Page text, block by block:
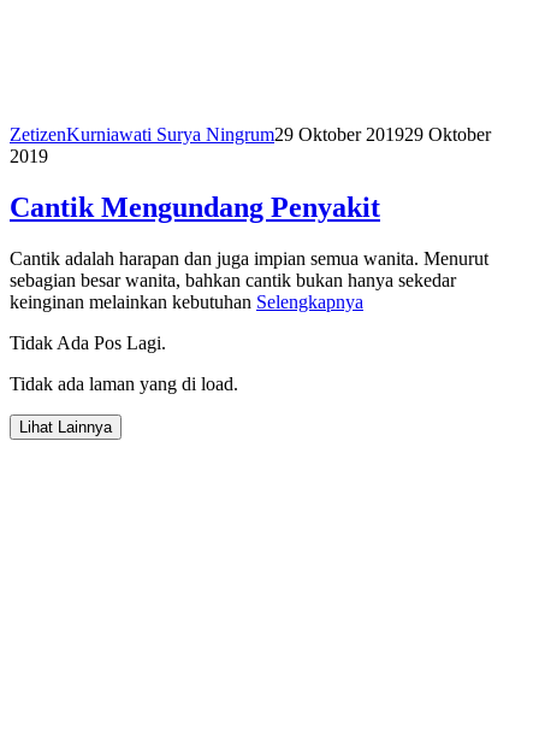
ZetizenKurniawati Surya Ningrum29 Oktober 201929 Oktober
2019
Cantik Mengundang Penyakit
Cantik adalah harapan dan juga impian semua wanita. Menurut
sebagian besar wanita, bahkan cantik bukan hanya sekedar
keinginan melainkan kebutuhan Selengkapnya
Tidak Ada Pos Lagi.
Tidak ada laman yang di load.
Lihat Lainnya